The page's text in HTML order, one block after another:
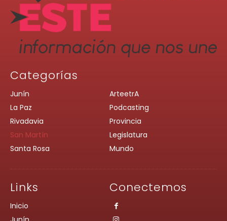
Categorías
Junín
La Paz
Rivadavia
San Martín
Santa Rosa
ArteetrA
Podcasting
Provincia
Legislatura
Mundo
Links
Inicio
Conectemos